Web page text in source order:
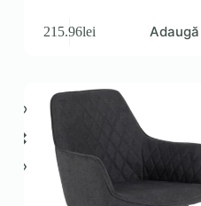
215.96lei